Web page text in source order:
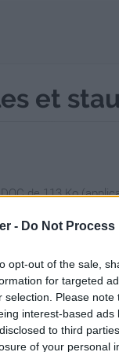
- Do Not
opt-out of the sale,
for targeted
selection. Please
interest-based
to third
of your personal
et
de 113 Ko
public, envoyé le
page de
fichier.fr/
-